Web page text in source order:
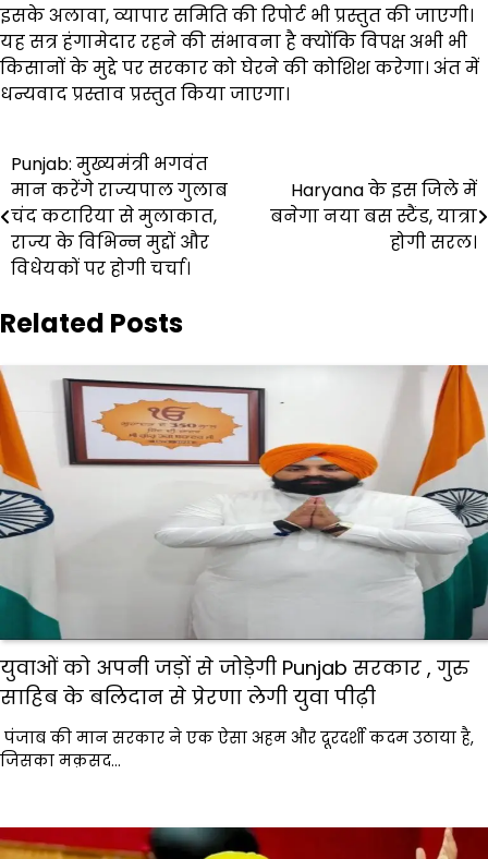
इसके अलावा, व्यापार समिति की रिपोर्ट भी प्रस्तुत की जाएगी।
यह सत्र हंगामेदार रहने की संभावना है क्योंकि विपक्ष अभी भी
किसानों के मुद्दे पर सरकार को घेरने की कोशिश करेगा। अंत में
धन्यवाद प्रस्ताव प्रस्तुत किया जाएगा।
Post
navigation
Punjab: मुख्यमंत्री भगवंत
मान करेंगे राज्यपाल गुलाब
चंद कटारिया से मुलाकात,
राज्य के विभिन्न मुद्दों और
विधेयकों पर होगी चर्चा।
Haryana के इस जिले में
बनेगा नया बस स्टैंड, यात्रा
होगी सरल।
Related Posts
युवाओं को अपनी जड़ों से जोड़ेगी Punjab सरकार , गुरु
साहिब के बलिदान से प्रेरणा लेगी युवा पीढ़ी
पंजाब की मान सरकार ने एक ऐसा अहम और दूरदर्शी कदम उठाया है,
जिसका मक़सद…